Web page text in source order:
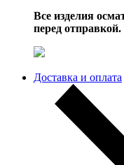
Все изделия
перед отправкой.
Доставка и оплата